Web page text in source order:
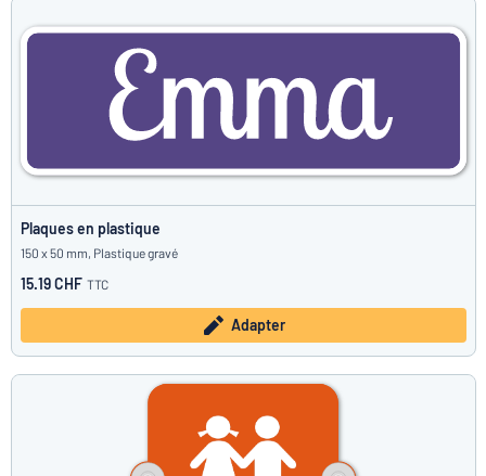
Plaques en plastique
150 x 50 mm, Plastique gravé
15.19 CHF TTC
Adapter